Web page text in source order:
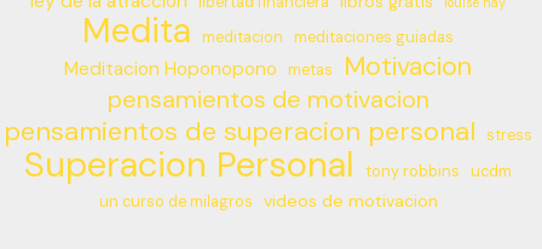
Medita meditacion meditaciones guiadas
Meditacion Hoponopono metas Motivacion
pensamientos de motivacion
pensamientos de superacion personal stress
Superacion Personal tony robbins
ucdm
un curso de milagros
videos de motivacion